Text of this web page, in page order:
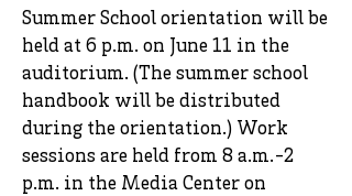
Summer School orientation will be
held at 6 p.m. on June 11 in the
auditorium. (The summer school
handbook will be distributed
during the orientation.) Work
sessions are held from 8 a.m.-2
p.m. in the Media Center on